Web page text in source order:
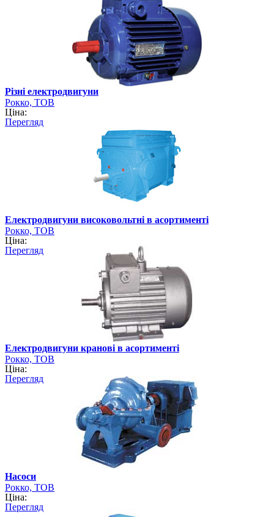
Різні електродвигуни
Рокко, ТОВ
Ціна:
Перегляд
Електродвигуни високовольтні в асортименті
Рокко, ТОВ
Ціна:
Перегляд
Електродвигуни кранові в асортименті
Рокко, ТОВ
Ціна:
Перегляд
Насоси
Рокко, ТОВ
Ціна:
Перегляд